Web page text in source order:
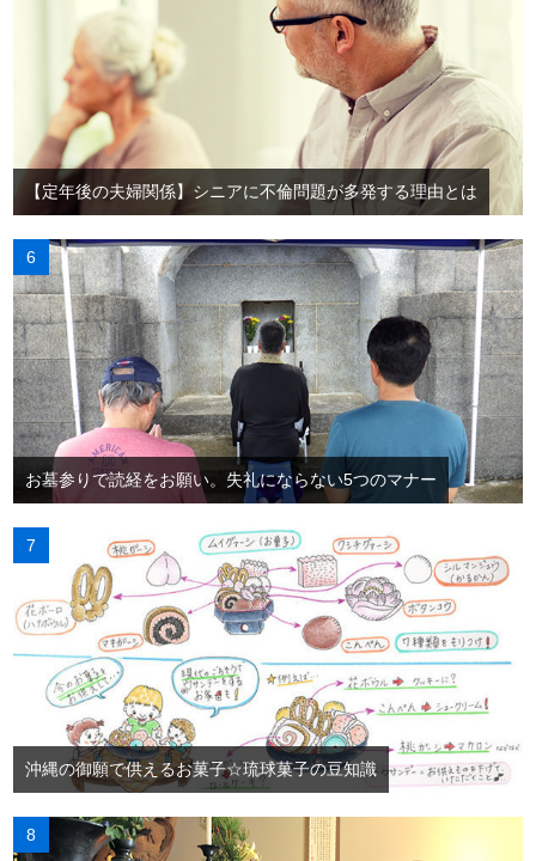
【定年後の夫婦関係】シニアに不倫問題が多発する理由とは
お墓参りで読経をお願い。失礼にならない5つのマナー
沖縄の御願で供えるお菓子☆琉球菓子の豆知識